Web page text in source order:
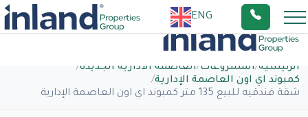
ENG
الرئيسية/المشروعات/العاصمة الادارية الجديدة/
كمبوند اي اون العاصمة الإدارية/
شقة فندقيه للبيع 135 متر كمبوند اي اون العاصمة الإدارية